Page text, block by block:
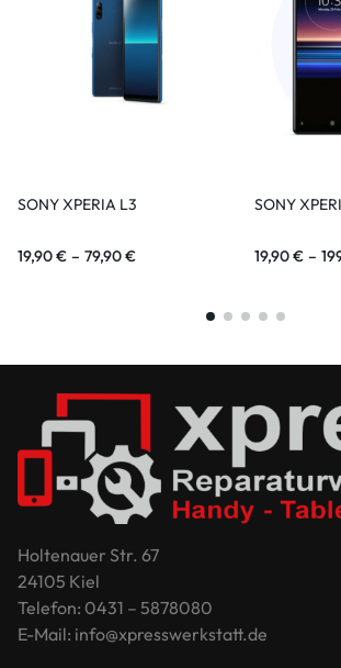
SONY XPERIA L3
19,90€ – 79,90€
SONY
19,90€ –
Holtenauer Str. 67
24105 Kiel
Telefon: 0431 – 5878080
E-Mail: info@xpresswerkstatt.de